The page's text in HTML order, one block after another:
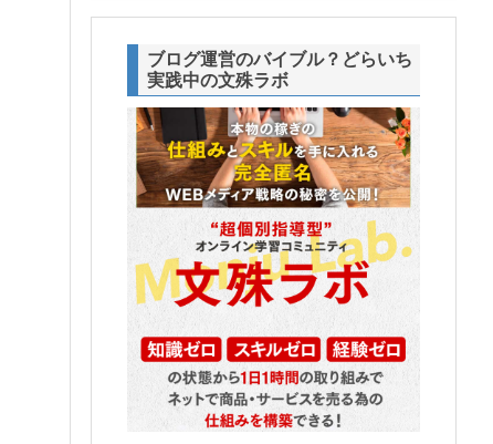
ブログ運営のバイブル？どらいち
実践中の文殊ラボ